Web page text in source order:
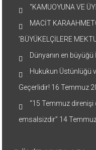
“KAMUOYUNA VE
MACİT
’BÜYÜKELÇİLERE
Dünyanın en
Hukukun Üstünlüğü
Geçerlidir! 16 Temmuz
“15 Temmuz
emsalsizdir” 14